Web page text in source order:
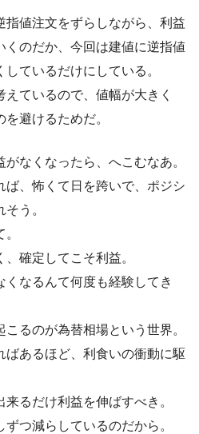
指値注文をずらしながら、利益
くのだか、今回は建値に逆指値
ているだけにしている。
ているので、値幅が大きく
避けるためだ。
なくなったら、へこむなあ。
ば、怖くて日を跨いで、ポジシ
う。
確定してこそ利益。
なるんて何度も経験してき
るのが為替相場という世界。
ばあるほど、利食いの衝動に駆
るだけ利益を伸ばすべき。
つ減らしているのだから。